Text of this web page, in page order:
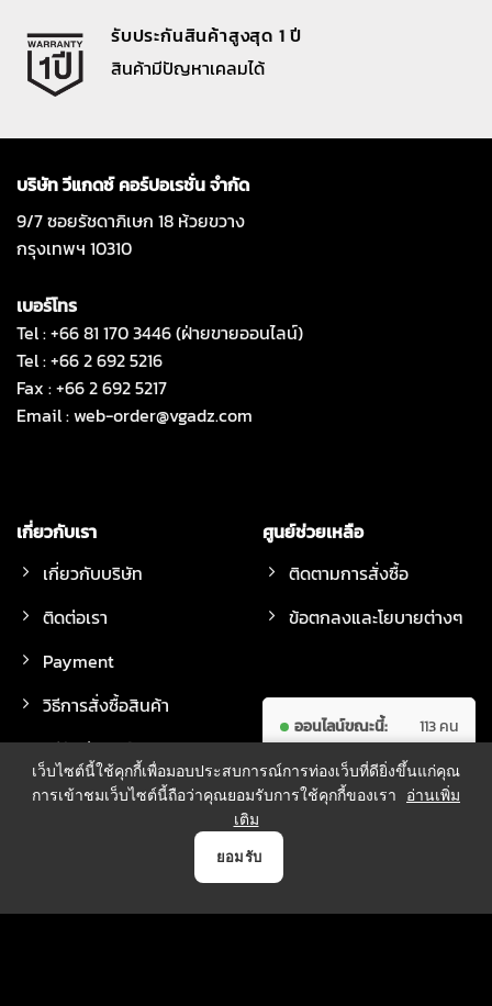
รับประกันสินค้าสูงสุด 1 ปี
สินค้ามีปัญหาเคลมได้
บริษัท วีแกดซ์ คอร์ปอเรชั่น จำกัด
9/7 ซอยรัชดาภิเษก 18 ห้วยขวาง
กรุงเทพฯ 10310
เบอร์โทร
Tel : +66 81 170 3446 (ฝ่ายขายออนไลน์)
Tel : +66 2 692 5216
Fax : +66 2 692 5217
Email :web-order@vgadz.com
เกี่ยวกับเรา
เกี่ยวกับบริษัท
ติดต่อเรา
Payment
วิธีการสั่งซื้อสินค้า
วิธีจัดส่งสินค้า
ศูนย์ช่วยเหลือ
ติดตามการสั่งซื้อ
ข้อตกลงและโยบายต่างๆ
ออนไลน์ขณะนี้:
113 คน
ทั้งหมด:
7,730,572
คน
เว็บไซต์นี้ใช้คุกกี้เพื่อมอบประสบการณ์การท่องเว็บที่ดียิ่งขึ้นแก่คุณ
การเข้าชมเว็บไซต์นี้ถือว่าคุณยอมรับการใช้คุกกี้ของเรา
อ่านเพิ่ม
เติม
ยอมรับ